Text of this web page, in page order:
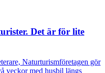
Det är för lite
Naturturismföretagen gör
veckor med husbil längs